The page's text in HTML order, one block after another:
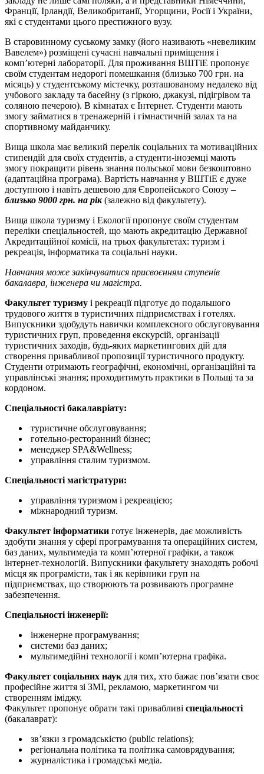
Франції, Ірландії, Великобританії, Угорщини, Росії і України,
які є студентами цього престижного вузу.
В старовинному суському замку (його називають «невеликим
Вавелем») розміщені сучасні навчальні приміщення і
комп’ютерні лабораторії. Для проживання ВШТіЕ пропонує
своїм студентам недорогі помешкання (близько 700 грн. на
місяць) у студентському містечку, розташованому недалеко від
учбового закладу та басейну (з гіркою, джакузі, підігрівом та
соляною печерою). В кімнатах є Інтернет. Студенти мають
змогу займатися в тренажерній і гімнастичній залах та на
спортивному майданчику.
Вища школа має великий перелік соціальних та мотиваційних
стипендій для своїх студентів, а студенти-іноземці мають
змогу покращити рівень знання польської мови безкоштовно
(адаптаційна програма). Вартість навчання у ВШТіЕ є дуже
доступною і навіть дешевою для Європейського Союзу –
близько 9000 грн. на рік(залежно від факультету).
Вища школа туризму і Екології пропонує своїм студентам
переліки спеціальностей, що мають акредитацію Державної
Акредитаційної комісії, на трьох факультетах: туризм і
рекреація, інформатика та соціальні науки.
Навчання може закінчуватися присвоєнням ступенів
бакалавра, інженера чи магістра.
Факультет туризму і рекреації підготує до подальшого
трудового життя в туристичних підприємствах і готелях.
Випускники здобудуть навички комплексного обслуговування
туристичних груп, проведення екскурсій, організації
туристичних заходів, будь-яких маркетингових дій для
створення привабливої пропозиції туристичного продукту.
Студенти отримають географічні, економічні, організаційні та
управлінські знання; проходитимуть практики в Польщі та за
кордоном.
Спеціальності бакалавріату:
туристичне обслуговування;
готельно-ресторанний бізнес;
менеджер SPA&Wellness;
управління сталим туризмом.
Спеціальності магістратури:
управління туризмом і рекреацією;
міжнародний туризм.
Факультет інформатики готує інженерів, дає можливість
здобути знання у сфері програмування та операційних систем,
баз даних, мультимедіа та комп’ютерної графіки, а також
інтернет-технологій. Випускники факультету знаходять робочі
місця як програмісти, так і як керівники груп на
підприємствах, що створюють та розвивають програмне
забезпечення.
Спеціальності інженерії:
інженерне програмування;
системи баз даних;
мультимедійні технології і комп’ютерна графіка.
Факультет соціальних наук для тих, хто бажає пов’язати своє
професійне життя зі ЗМІ, рекламою, маркетингом чи
створенням іміджу.
Факультет пропонує обрати такі привабливі спеціальності
(бакалаврат):
зв’язки з громадськістю (public relations);
регіональна політика та політика самоврядування;
журналістика і громадські медіа.